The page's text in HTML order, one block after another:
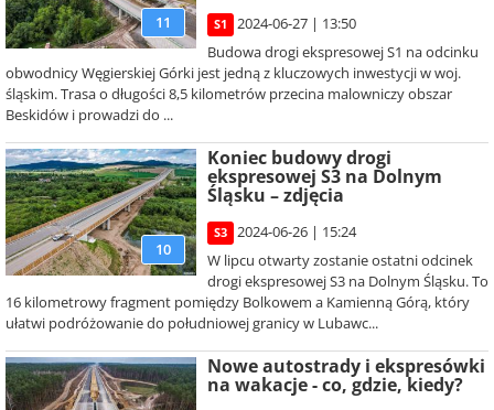
11 S1
2024-06-27 | 13:50
Budowa drogi ekspresowej S1 na odcinku
obwodnicy Węgierskiej Górki jest jedną z kluczowych inwestycji w woj.
śląskim. Trasa o długości 8,5 kilometrów przecina malowniczy obszar
Beskidów i prowadzi do ...
10
Koniec budowy drogi
ekspresowej S3 na Dolnym
Śląsku – zdjęcia
S3
2024-06-26 | 15:24
W lipcu otwarty zostanie ostatni odcinek
drogi ekspresowej S3 na Dolnym Śląsku. To
16 kilometrowy fragment pomiędzy Bolkowem a Kamienną Górą, który
ułatwi podróżowanie do południowej granicy w Lubawc...
Nowe autostrady i ekspresówki
na wakacje - co, gdzie, kiedy?